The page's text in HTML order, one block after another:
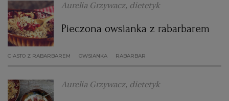
Aurelia Grzywacz, dietetyk
Pieczona owsianka z rabarbarem
CIASTO Z RABARBAREM OWSIANKA RABARBAR
Aurelia Grzywacz, dietetyk